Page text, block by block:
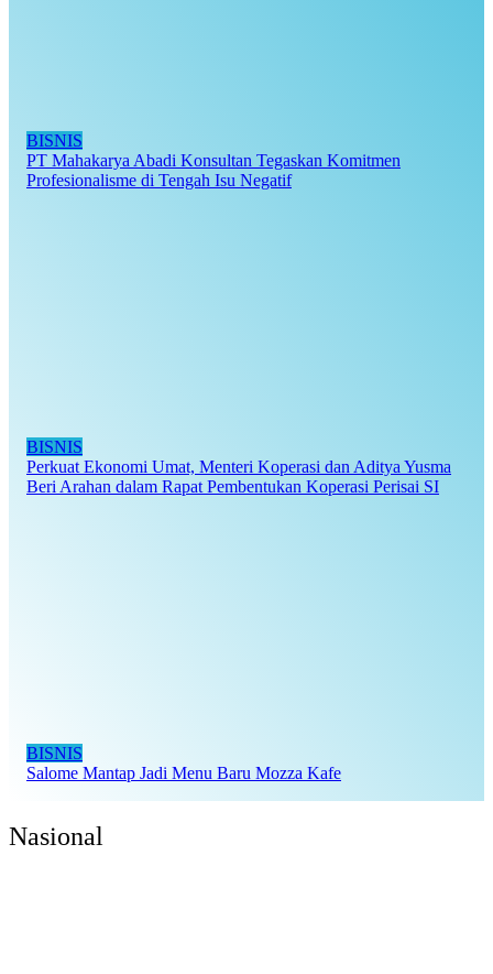
BISNIS
PT Mahakarya Abadi Konsultan Tegaskan Komitmen
Profesionalisme di Tengah Isu Negatif
BISNIS
Perkuat Ekonomi Umat, Menteri Koperasi dan Aditya Yusma
Beri Arahan dalam Rapat Pembentukan Koperasi Perisai SI
BISNIS
Salome Mantap Jadi Menu Baru Mozza Kafe
Nasional